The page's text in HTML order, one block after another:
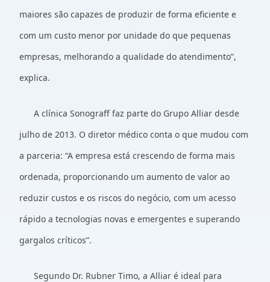
maiores são capazes de produzir de forma eficiente e
com um custo menor por unidade do que pequenas
empresas, melhorando a qualidade do atendimento”,
explica.
A clínica Sonograff faz parte do Grupo Alliar desde
julho de 2013. O diretor médico conta o que mudou com
a parceria: “A empresa está crescendo de forma mais
ordenada, proporcionando um aumento de valor ao
reduzir custos e os riscos do negócio, com um acesso
rápido a tecnologias novas e emergentes e superando
gargalos críticos”.
Segundo Dr. Rubner Timo, a Alliar é ideal para